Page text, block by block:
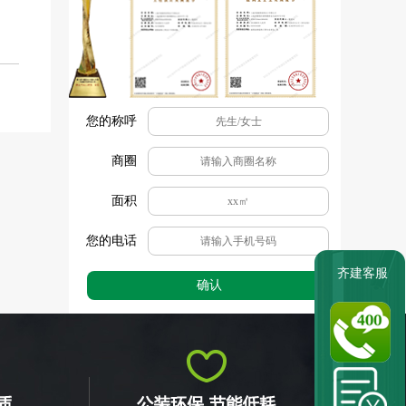
您的称呼
商圈
面积
您的电话
确认
齐建客服